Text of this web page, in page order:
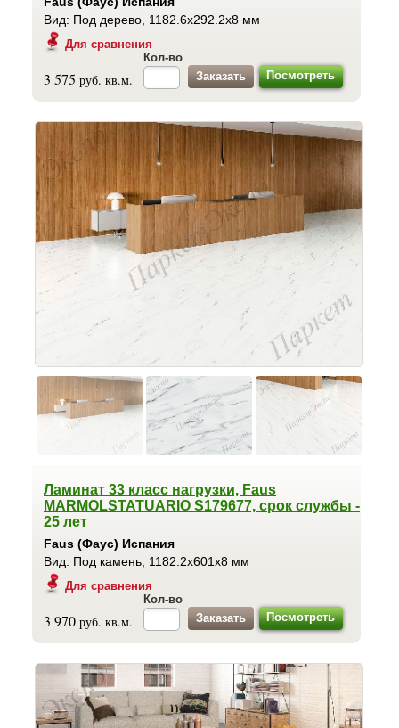
Вид: Под дерево, 1182.6x292.2x8 мм
Для сравнения
3 575 руб. кв.м.
Кол-во
Посмотреть
Ламинат 33 класс нагрузки, Faus
MARMOLSTATUARIO S179677, срок службы -
25 лет
Faus (Фаус) Испания
Вид: Под камень, 1182.2x601x8 мм
Для сравнения
3 970 руб. кв.м.
Кол-во
Посмотреть